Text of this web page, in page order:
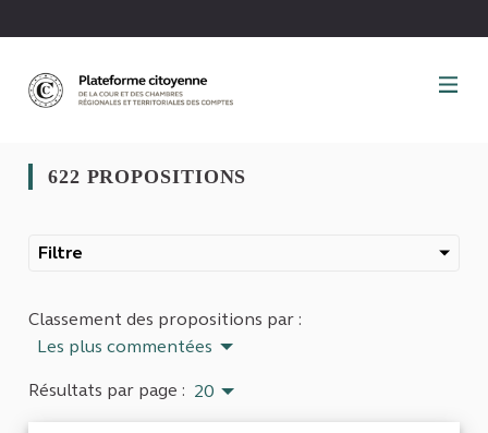
622 PROPOSITIONS
Filtre
Classement des propositions par :
Les plus commentées
Résultats par page : 20